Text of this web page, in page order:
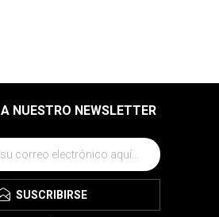
NUESTRO NEWSLETTER
SUSCRIBIRSE